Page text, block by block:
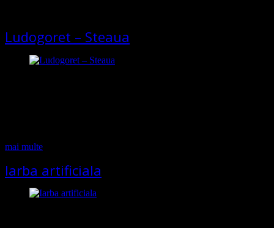
Ludogoret – Steaua
mai multe
Iarba artificiala